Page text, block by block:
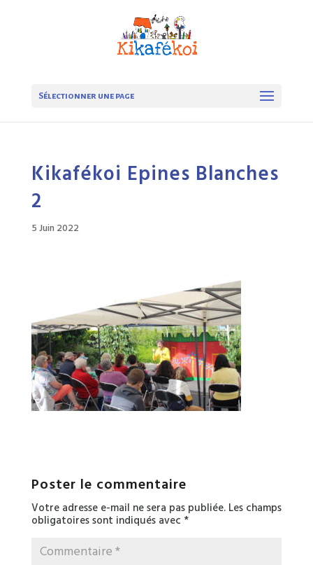
Sélectionner une page
Kikafékoi Epines Blanches
2
5 Juin 2022
Poster le commentaire
Votre adresse e-mail ne sera pas publiée. Les champs
obligatoires sont indiqués avec *